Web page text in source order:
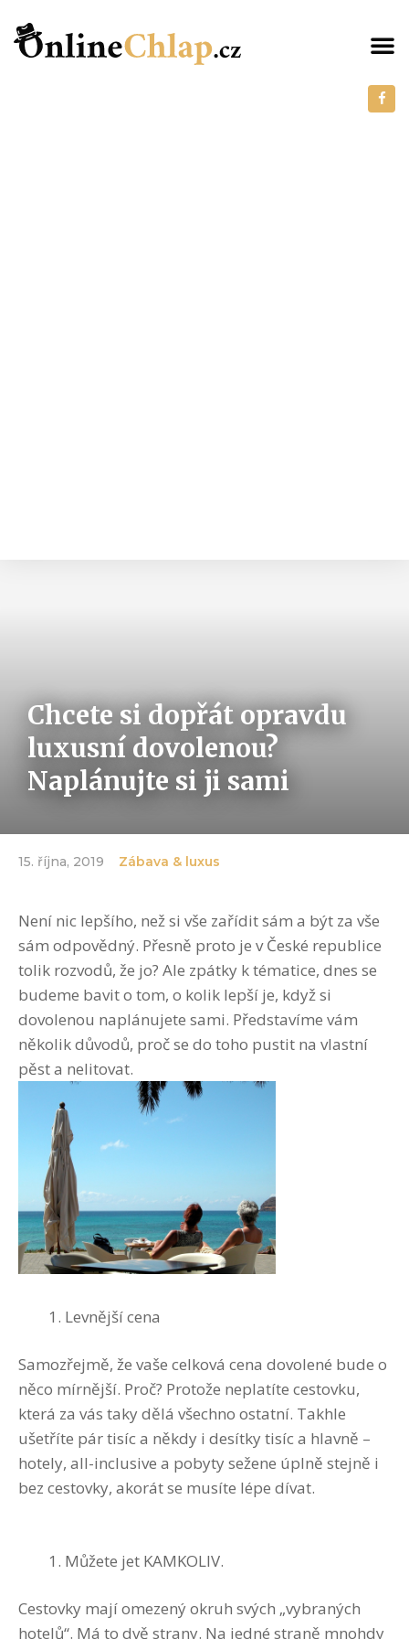
Chcete si dopřát opravdu
luxusní dovolenou?
Naplánujte si ji sami
15. října, 2019 Zábava & luxus
Není nic lepšího, než si vše zařídit sám a být za vše
sám odpovědný. Přesně proto je v České republice
tolik rozvodů, že jo? Ale zpátky k tématice, dnes se
budeme bavit o tom, o kolik lepší je, když si
dovolenou naplánujete sami. Představíme vám
několik důvodů, proč se do toho pustit na vlastní
pěst a nelitovat.
Levnější cena
Samozřejmě, že vaše celková cena dovolené bude o
něco mírnější. Proč? Protože neplatíte cestovku,
která za vás taky dělá všechno ostatní. Takhle
ušetříte pár tisíc a někdy i desítky tisíc a hlavně –
hotely, all-inclusive a pobyty sežene úplně stejně i
bez cestovky, akorát se musíte lépe dívat.
Můžete jet KAMKOLIV.
Cestovky mají omezený okruh svých „vybraných
hotelů“. Má to dvě strany. Na jedné straně mnohdy